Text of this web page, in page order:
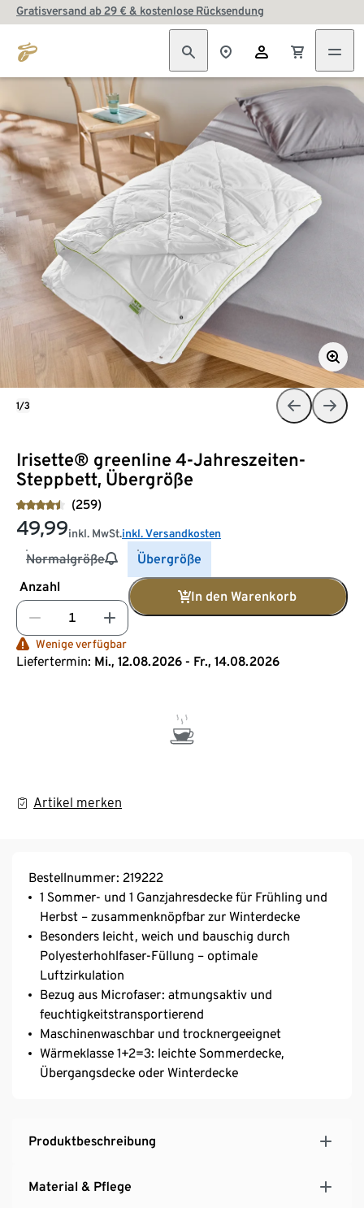
Gratisversand ab 29 € & kostenlose Rücksendung
Irisette® greenline 4-Jahreszeiten-
Steppbett, Übergröße
(259)
49,99inkl. MwSt.inkl. Versandkosten
Normalgröße
Übergröße
Anzahl
In den Warenkorb
Wenige verfügbar
Liefertermin: Mi., 12.08.2026 - Fr., 14.08.2026
Artikel merken
1/3
Bestellnummer: 219222
1 Sommer- und 1 Ganzjahresdecke für Frühling und
Herbst – zusammenknöpfbar zur Winterdecke
Besonders leicht, weich und bauschig durch
Polyesterhohlfaser-Füllung – optimale
Luftzirkulation
Bezug aus Microfaser: atmungsaktiv und
feuchtigkeitstransportierend
Maschinenwaschbar und trocknergeeignet
Wärmeklasse 1+2=3: leichte Sommerdecke,
Übergangsdecke oder Winterdecke
Produktbeschreibung
Material & Pflege